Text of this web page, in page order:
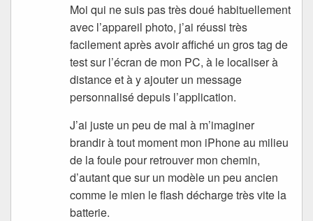
Moi qui ne suis pas très doué habituellement
avec l’appareil photo, j’ai réussi très
facilement après avoir affiché un gros tag de
test sur l’écran de mon PC, à le localiser à
distance et à y ajouter un message
personnalisé depuis l’application.
J’ai juste un peu de mal à m’imaginer
brandir à tout moment mon iPhone au milieu
de la foule pour retrouver mon chemin,
d’autant que sur un modèle un peu ancien
comme le mien le flash décharge très vite la
batterie.